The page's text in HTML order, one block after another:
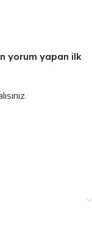
yorum yapan ilk
.